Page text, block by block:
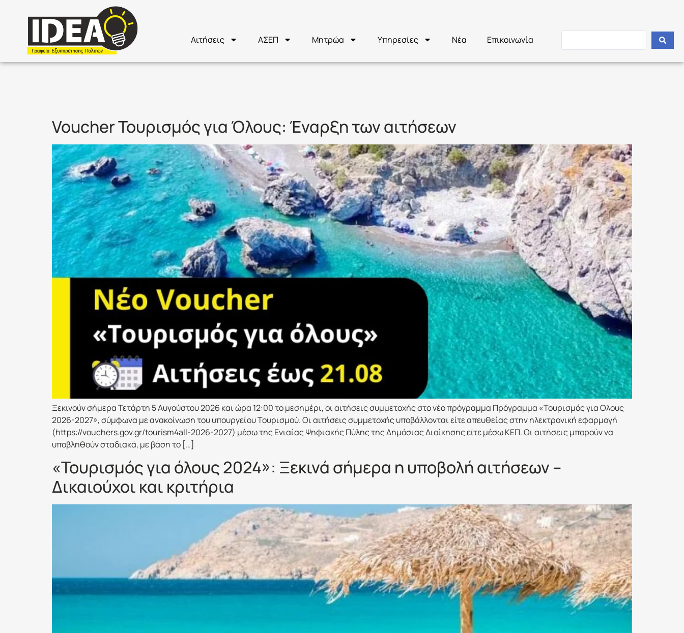
Αιτήσεις ΑΣΕΠ Μητρώα Υπηρεσίες Νέα Επικοινωνία
Voucher Τουρισμός για Όλους: Έναρξη των αιτήσεων
Ξεκινούν σήμερα Τετάρτη 5 Αυγούστου 2026 και ώρα 12:00 το μεσημέρι, οι αιτήσεις συμμετοχής στο νέο πρόγραμμα Πρόγραμμα «Τουρισμός για Ολους
2026-2027», σύμφωνα με ανακοίνωση του υπουργείου Τουρισμού. Οι αιτήσεις συμμετοχής υποβάλλονται είτε απευθείας στην ηλεκτρονική εφαρμογή
(https://vouchers.gov.gr/tourism4all-2026-2027) μέσω της Ενιαίας Ψηφιακής Πύλης της Δημόσιας Διοίκησης είτε μέσω ΚΕΠ. Οι αιτήσεις μπορούν να
υποβληθούν σταδιακά, με βάση το […]
«Τουρισμός για όλους 2024»: Ξεκινά σήμερα η υποβολή αιτήσεων –
Δικαιούχοι και κριτήρια